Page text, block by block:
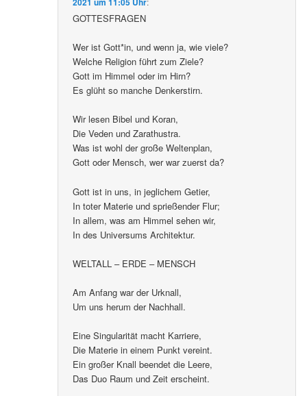
GOTTESFRAGEN
Wer ist Gott*in, und wenn ja, wie viele?
Welche Religion führt zum Ziele?
Gott im Himmel oder im Hirn?
Es glüht so manche Denkerstirn.
Wir lesen Bibel und Koran,
Die Veden und Zarathustra.
Was ist wohl der große Weltenplan,
Gott oder Mensch, wer war zuerst da?
Gott ist in uns, in jeglichem Getier,
In toter Materie und sprießender Flur;
In allem, was am Himmel sehen wir,
In des Universums Architektur.
WELTALL – ERDE – MENSCH
Am Anfang war der Urknall,
Um uns herum der Nachhall.
Eine Singularität macht Karriere,
Die Materie in einem Punkt vereint.
Ein großer Knall beendet die Leere,
Das Duo Raum und Zeit erscheint.